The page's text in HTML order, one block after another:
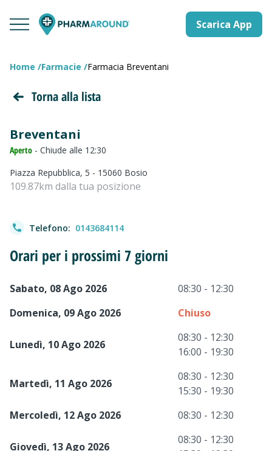
Scarica App
Home Farmacie Farmacia Breventani
Torna alla lista
Breventani
Aperto - Chiude alle 12:30
Piazza Repubblica, 5 - 15060 Bosio
109.87km dalla tua posizione
Telefono: 0143684114
Orari per i prossimi 7 giorni
Sabato, 08 Ago 2026
08:30 - 12:30
Domenica, 09 Ago 2026
Chiuso
Lunedì, 10 Ago 2026
08:30 - 12:30
16:00 - 19:30
Martedì, 11 Ago 2026
08:30 - 12:30
15:30 - 19:30
Mercoledì, 12 Ago 2026
08:30 - 12:30
Giovedì, 13 Ago 2026
08:30 - 12:30